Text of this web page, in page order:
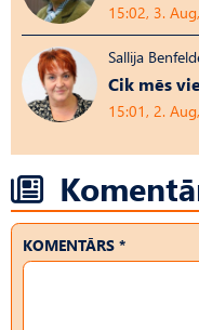
15:02, 3.
Sallija
Cik mēs
15:01, 2.
KOMENTĀRS *